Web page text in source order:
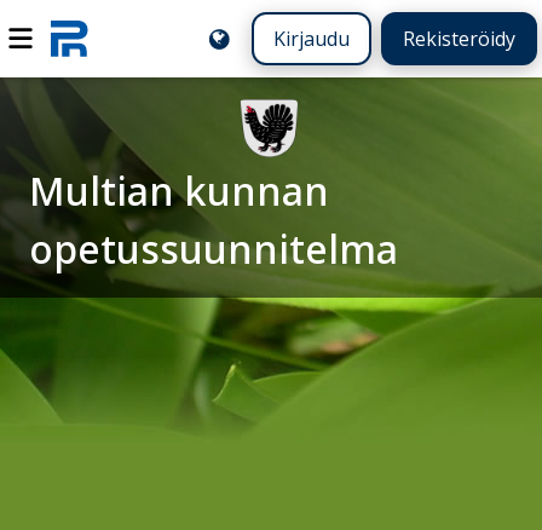
Kirjaudu Rekisteröidy
Multian kunnan
opetussuunnitelma